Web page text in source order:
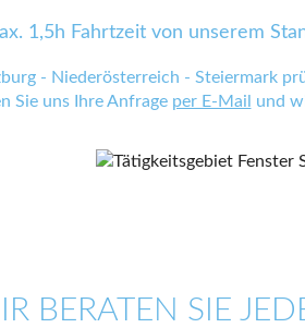
1,5h Fahrtzeit von unserem
- Niederösterreich - Steiermark
Sie uns Ihre Anfrage per E-Mail und
BERATEN SIE